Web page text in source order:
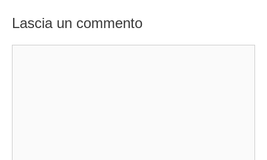
Lascia un commento